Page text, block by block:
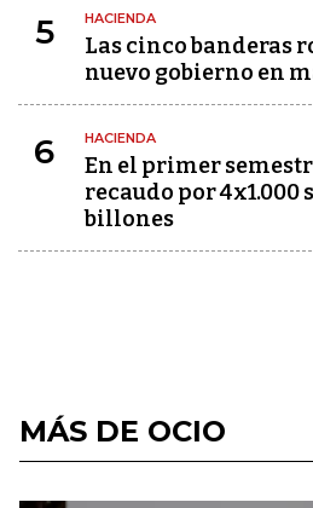
5 HACIENDA
Las cinco banderas
nuevo gobierno en
6 HACIENDA
En el primer
recaudo por 4x1.000
billones
MÁS DE OCIO